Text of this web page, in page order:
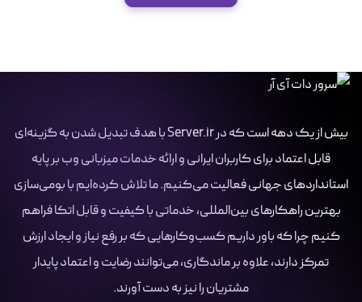
بیش از یک دهه است که در Server.ir با هدف تبدیل شدن به گزینه‌ای
قابل اعتماد برای کاربران ایرانی و ارائه خدمات میزبانی وب بر پایه
استانداردهای جهانی فعالیت می‌کنیم. ما تلاش کرده‌ایم با بومی‌سازی
بهترین راهکارهای بین‌المللی، خدماتی با کیفیت و قابل اتکا فراهم
کنیم چرا که باور داریم کسب‌وکارهایی که بر رفع نیاز و ایجاد ارزش
تمرکز دارند، علاوه بر ماندگاری، می‌توانند رضایت و اعتماد پایدار
مشتریان را نیز به دست آورند.